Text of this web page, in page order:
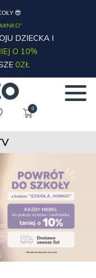
😎
DZIECKA I
O 10%
0ZŁ
0